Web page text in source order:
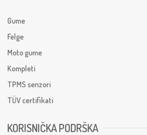
Gume
Felge
Moto gume
Kompleti
TPMS senzori
TÜV certifikati
KORISNIČKA PODRŠKA